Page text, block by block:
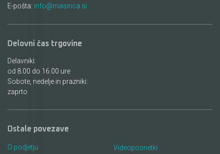
E-pošta: info@masinca.si
Delovni čas trgovine
Delavniki:
od 8.00 do 16.00 ure
Sobote, nedelje in prazniki:
zaprto
Ostale povezave
O podjetju
Videoposnetki